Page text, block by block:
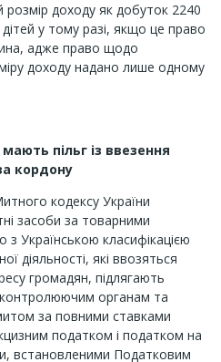
доходу як добуток 2240
дітей у тому разі, якщо це право
адже право щодо
доходу надано лише одному
пільг із ввезення
кордону
кодексу України
засоби за товарними
з Українською класифікацією
діяльності, які ввозяться
громадян, підлягають
органам та
за повними ставками
податком і податком на
встановленими Податковим